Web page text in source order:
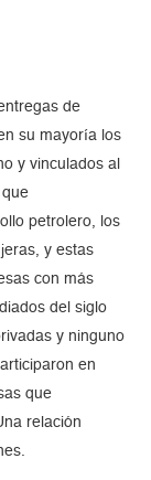
de
su mayoría los
y vinculados al
petrolero, los
y estas
con más
del siglo
y ninguno
en
que
relación